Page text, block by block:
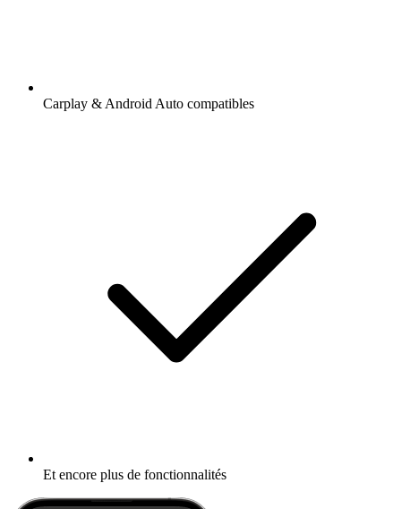
Carplay & Android Auto compatibles
Et encore plus de fonctionnalités